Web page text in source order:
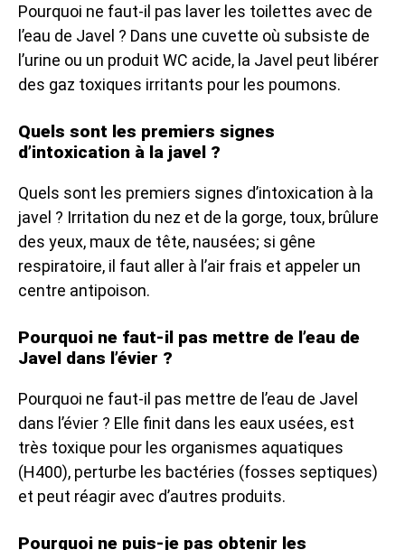
Pourquoi ne faut-il pas laver les toilettes avec de
l’eau de Javel ? Dans une cuvette où subsiste de
l’urine ou un produit WC acide, la Javel peut libérer
des gaz toxiques irritants pour les poumons.
Quels sont les premiers signes
d’intoxication à la javel ?
Quels sont les premiers signes d’intoxication à la
javel ? Irritation du nez et de la gorge, toux, brûlure
des yeux, maux de tête, nausées; si gêne
respiratoire, il faut aller à l’air frais et appeler un
centre antipoison.
Pourquoi ne faut-il pas mettre de l’eau de
Javel dans l’évier ?
Pourquoi ne faut-il pas mettre de l’eau de Javel
dans l’évier ? Elle finit dans les eaux usées, est
très toxique pour les organismes aquatiques
(H400), perturbe les bactéries (fosses septiques)
et peut réagir avec d’autres produits.
Pourquoi ne puis-je pas obtenir les